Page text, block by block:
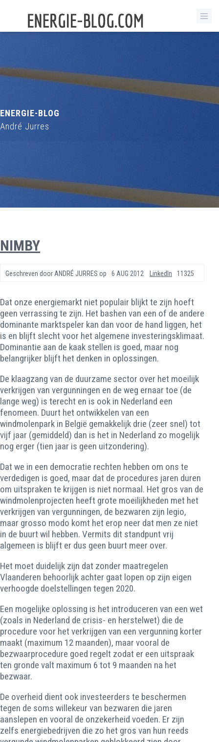
ENERGIE-BLOG
André Jurres
NIMBY
Geschreven door ANDRÉ JURRES op 6 AUG 2012 11325
LinkedIn
Dat onze energiemarkt niet populair blijkt te zijn hoeft
geen verrassing te zijn. Het bashen van een of de andere
dominante marktspeler kan dan voor de hand liggen, het
is en blijft slecht voor het algemene investeringsklimaat.
Dominantie aan de kaak stellen is goed, maar nog
belangrijker blijft het denken in oplossingen.
De klaagzang van de duurzame sector over het moeilijk
verkrijgen van vergunningen en de weg ernaar toe (de
lange weg) is terecht en is ook in Nederland een
fenomeen. Duurt het ontwikkelen van een
windmolenpark in België gemakkelijk drie (zeer snel) tot
vijf jaar (gemiddeld) dan is het in Nederland zo mogelijk
nog erger (tien jaar is geen uitzondering).
Dat we in een democratie rechten hebben om ons te
verdedigen is goed, maar dat de procedures jaren duren
om uitspraken te krijgen is niet normaal. Het gros van de
windmolenprojecten heeft grote moeilijkheden met het
verkrijgen van vergunningen, de bezwaren zijn legio,
maar grosso modo komt het erop neer dat men ze niet
in de buurt wil hebben. Vermits dit standpunt vrij
algemeen is blijft er dus geen buurt meer over.
Het moet duidelijk zijn dat zonder maatregelen
Vlaanderen behoorlijk achter gaat lopen op zijn eigen
verhoogde doelstellingen tegen 2020.
Een mogelijke oplossing is het introduceren van een wet
(zoals in Nederland de crisis- en herstelwet) die de
procedure voor het verkrijgen van een vergunning korter
maakt (maximum 12 maanden), maar vooral de
bezwaarprocedure goed regelt zodat er een uitspraak
ten gronde valt maximum 6 tot 9 maanden na het
bezwaar.
De overheid dient ook investeerders te beschermen
tegen de soms willekeur van bezwaren die jaren
aanslepen en vooral de onzekerheid voeden. Er zijn
zelfs energiebedrijven die zo het gros van hun reeds